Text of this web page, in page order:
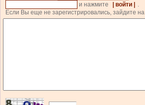
и нажмите
| войти |
.
Если Вы еще не зарегистрировались, зайдите на